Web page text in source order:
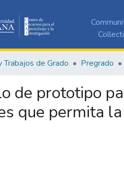
Trabajos de Grado Pregrado
de prototipo
que permita